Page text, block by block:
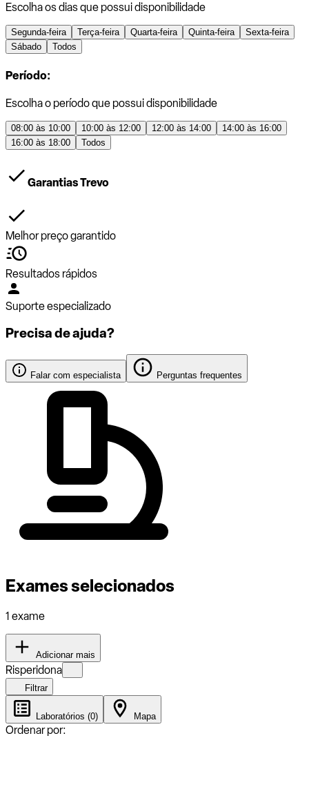
Escolha os dias que possui disponibilidade
Segunda-feira Terça-feira Quarta-feira Quinta-feira
Sexta-feira
Sábado
Todos
Período:
Escolha o período que possui disponibilidade
08:00 às 10:00 10:00 às 12:00 12:00 às 14:00
14:00 às 16:00
16:00 às 18:00
Todos
Garantias Trevo
Melhor preço garantido
Resultados rápidos
Suporte especializado
Precisa de ajuda?
Falar com especialista Perguntas frequentes
Exames selecionados
1 exame
Adicionar mais
Risperidona
Filtrar
Laboratórios (0) Mapa
Ordenar por: